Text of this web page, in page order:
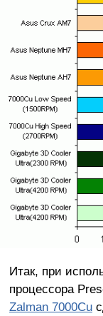
Итак, при
процессора
Zalman 7000Cu